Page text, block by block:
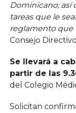
Dominicano; así
tareas que le
reglamento que
Consejo
Se llevará a
partir de las
del Colegio
Solicitan